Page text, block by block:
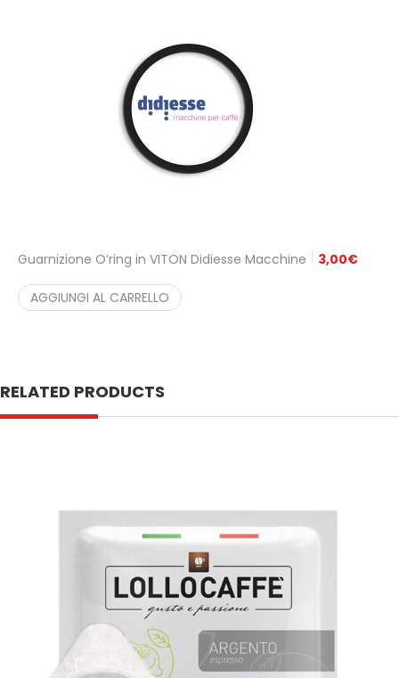
Guarnizione O’ring in VITON Didiesse Macchine 3,00€
AGGIUNGI AL CARRELLO
RELATED PRODUCTS